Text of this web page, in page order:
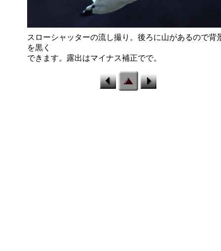
スローシャッターの流し撮り。後ろに山があるので背
を黒く
できます。露出はマイナス補正でで。